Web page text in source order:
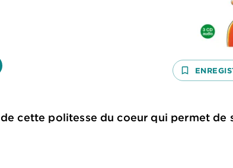
bookmark_border
cette politesse du coeur qui permet de